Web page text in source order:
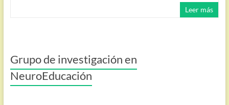
Leer más
Grupo de investigación en
NeuroEducación